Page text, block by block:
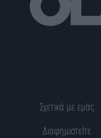
Σχετικά με εμάς
Διαφημιστείτε